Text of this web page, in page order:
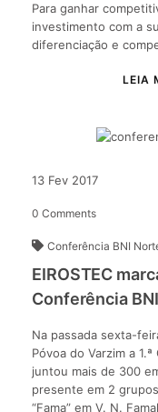
Para ganhar
investimento com a
diferenciação e
13 Fev 2017
0 Comments
Conferência BNI
EIROSTEC
Conferência
Na passada sexta-
Póvoa do Varzim a
juntou mais de 300
presente em 2
“Fama” em V. N.